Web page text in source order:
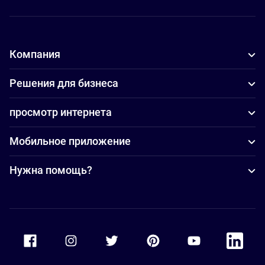
Компания
Решения для бизнеса
просмотр интернета
Мобильное приложение
Нужна помощь?
Accor Facebook Accor TwitterAccor PinterestAccor Youtube
Accor